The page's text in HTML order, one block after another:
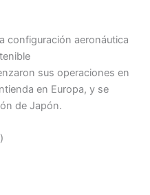
configuración aeronáutica
sus operaciones en
en Europa, y se
de Japón.